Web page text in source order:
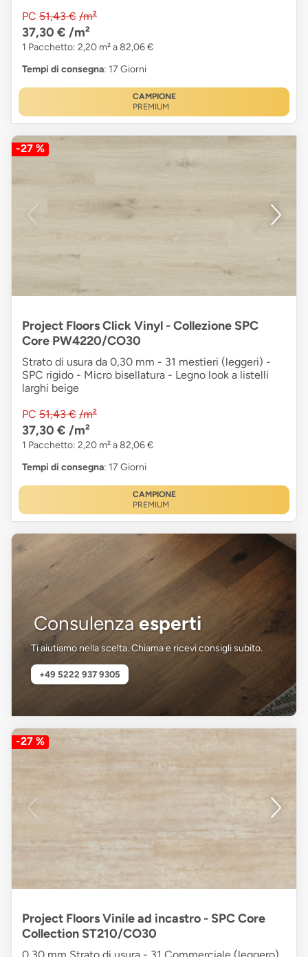
PC 51,43 € /m²
37,30 € /m²
1 Pacchetto: 2,20 m² a 82,06 €
Tempi di consegna: 17 Giorni
CAMPIONE
PREMIUM
-27 %
Project Floors Click Vinyl - Collezione SPC
Core PW4220/CO30
Strato di usura da 0,30 mm - 31 mestieri (leggeri) -
SPC rigido - Micro bisellatura - Legno look a listelli
larghi beige
PC 51,43 € /m²
37,30 € /m²
1 Pacchetto: 2,20 m² a 82,06 €
Tempi di consegna: 17 Giorni
CAMPIONE
PREMIUM
Consulenza esperti
Ti aiutiamo nella scelta. Chiama e ricevi consigli subito.
+49 5222 937 9305
-27 %
Project Floors Vinile ad incastro - SPC Core
Collection ST210/CO30